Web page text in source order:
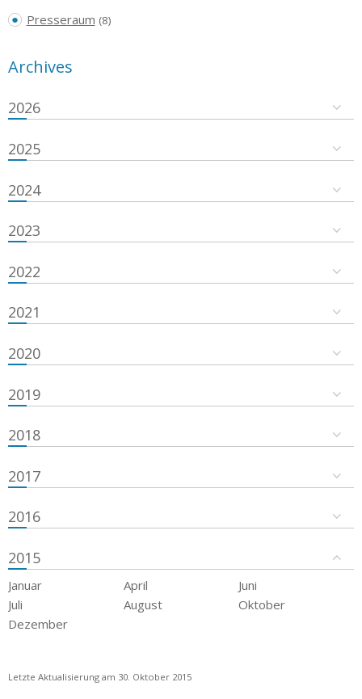
Presseraum (8)
Archives
2026
2025
2024
2023
2022
2021
2020
2019
2018
2017
2016
2015
Januar April
Juni
Juli
August
Oktober
Dezember
Letzte Aktualisierung am 30. Oktober 2015